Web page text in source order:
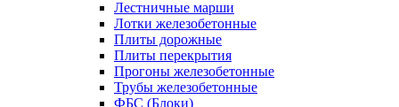
Лестничные марши
Лотки железобетонные
Плиты дорожные
Плиты перекрытия
Прогоны железобетонные
Трубы железобетонные
ФБС (Блоки)